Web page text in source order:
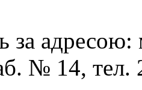
за
№ 14, тел.